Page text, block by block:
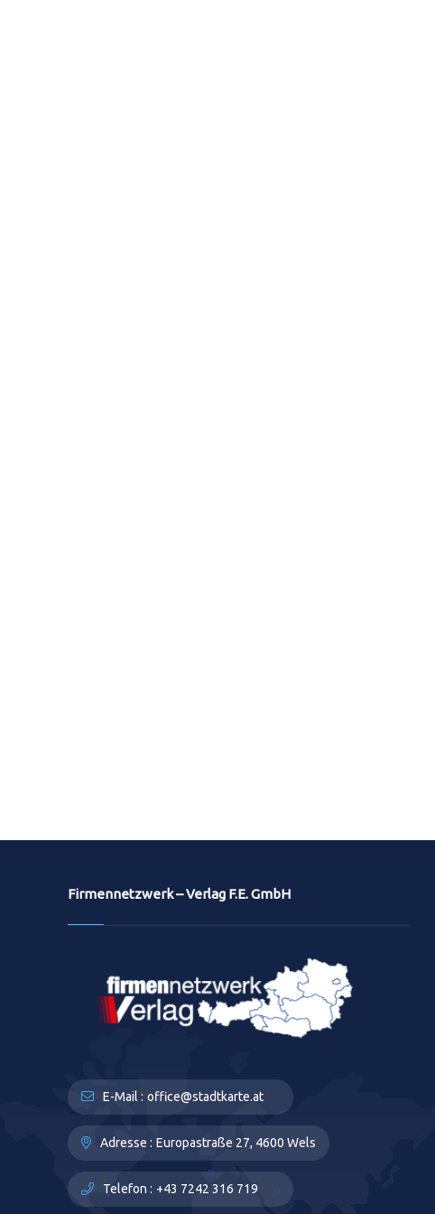
Firmennetzwerk – Verlag F.E. GmbH
E-Mail : office@stadtkarte.at
Adresse : Europastraße 27, 4600 Wels
Telefon : +43 7242 316 719